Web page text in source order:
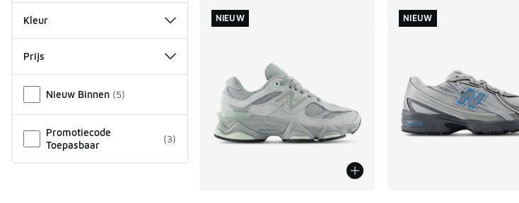
Kleur
Prijs
Nieuw Binnen (5)
Promotiecode
Toepasbaar
(3)
NIEUW NIEUW